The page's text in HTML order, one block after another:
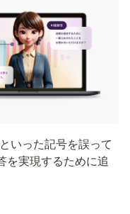
いった記号を誤って
を実現するために追